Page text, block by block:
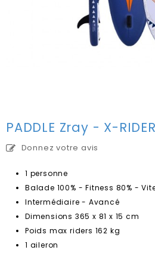
PADDLE Zray - X-
Donnez votre avis
1 personne
Balade 100% - Fitness 80% -
Intermédiaire - Avancé
Dimensions 365 x 81 x 15 cm
Poids max riders 162 kg
1 aileron